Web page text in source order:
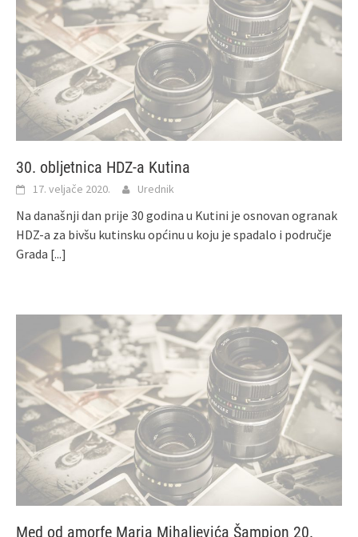
30. obljetnica HDZ-a Kutina
17. veljače 2020. Urednik
Na današnji dan prije 30 godina u Kutini je osnovan ogranak
HDZ-a za bivšu kutinsku općinu u koju je spadalo i područje
Grada [...]
Med od amorfe Maria Mihaljevića Šampion 20.